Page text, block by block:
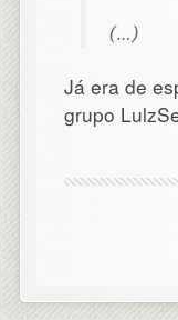
(…)
Já era de
grupo